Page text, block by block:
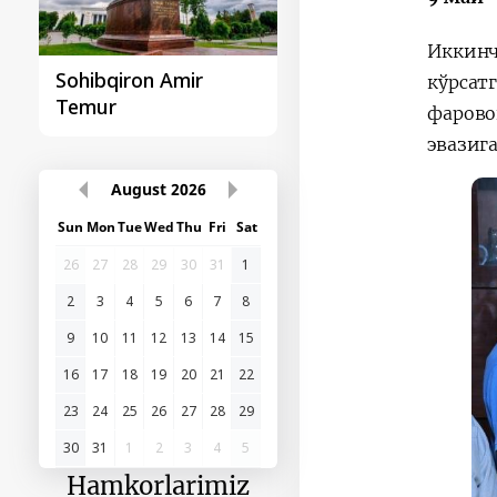
Sohibqiron Amir
Temur
O‘zbekiston va
Paragvay
August 2026
Sun MonTueWedThu Fri Sat
26
27 28 29 30 31
1
2
3 4 5 6 7
8
9
10 11 12 13 14
15
16
17 18 19 20 21
22
23
24 25 26 27 28
29
30
31 1 2 3 4 5
Hamkorlarimiz